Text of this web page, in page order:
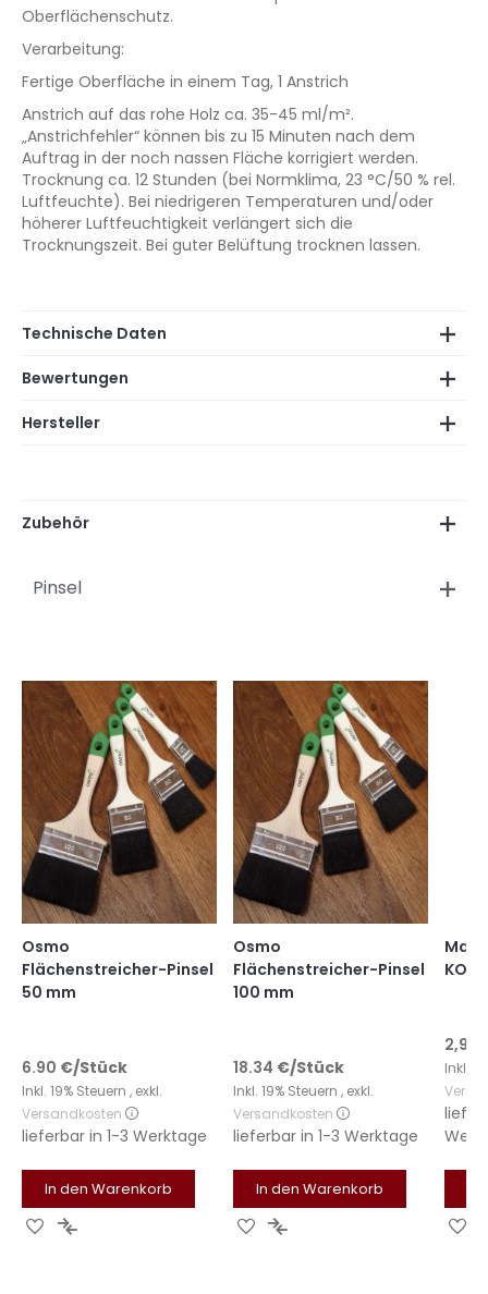
Oberflächenschutz.
Verarbeitung:
Fertige Oberfläche in einem Tag, 1 Anstrich
Anstrich auf das rohe Holz ca. 35-45 ml/m².
„Anstrichfehler“ können bis zu 15 Minuten nach dem
Auftrag in der noch nassen Fläche korrigiert werden.
Trocknung ca. 12 Stunden (bei Normklima, 23 °C/50 % rel.
Luftfeuchte). Bei niedrigeren Temperaturen und/oder
höherer Luftfeuchtigkeit verlängert sich die
Trocknungszeit. Bei guter Belüftung trocknen lassen.
Technische Daten
Bewertungen
Hersteller
Zubehör
Pinsel
Osmo
Flächenstreicher-Pinsel
50 mm
6.90 €/Stück
Inkl. 19% Steuern , exkl.
Versandkosten
lieferbar in 1-3 Werktage
In den Warenkorb
Zur Zur
Osmo
Flächenstreicher-Pinsel
100 mm
18.34 €/Stück
Inkl. 19% Steuern , exkl.
Versandkosten
lieferbar in 1-3 Werktage
In den Warenkorb
Zur Zur
2,99
Inkl.